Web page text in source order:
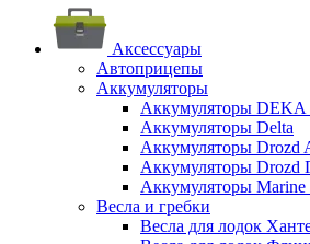
Аксессуары
Автоприцепы
Аккумуляторы
Аккумуляторы
Аккумуляторы Delta
Аккумуляторы Drozd
Аккумуляторы Drozd
Аккумуляторы Marine
Весла и гребки
Весла для лодок